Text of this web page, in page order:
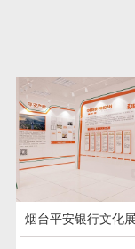
烟台平安银行文化展
类）